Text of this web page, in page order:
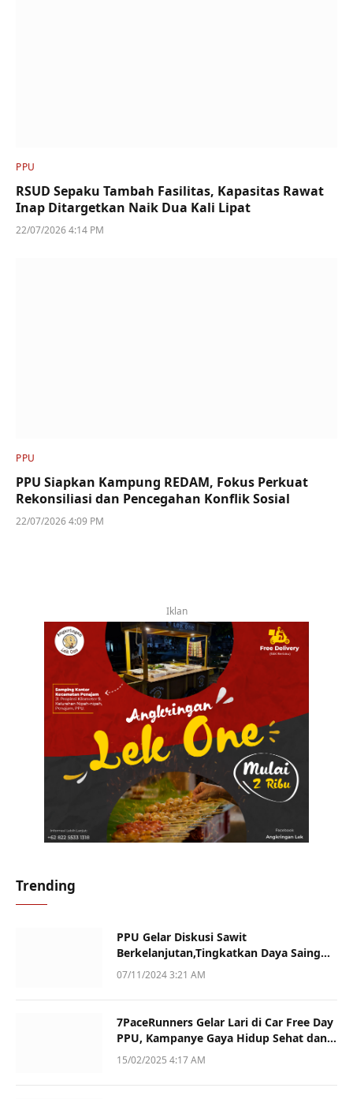
PPU
RSUD Sepaku Tambah Fasilitas, Kapasitas Rawat
Inap Ditargetkan Naik Dua Kali Lipat
22/07/2026 4:14 PM
PPU
PPU Siapkan Kampung REDAM, Fokus Perkuat
Rekonsiliasi dan Pencegahan Konflik Sosial
22/07/2026 4:09 PM
Iklan
Trending
PPU Gelar Diskusi Sawit
Berkelanjutan,Tingkatkan Daya Saing
dan Kualitas
07/11/2024 3:21 AM
7PaceRunners Gelar Lari di Car Free Day
PPU, Kampanye Gaya Hidup Sehat dan
Dukung UMKM
15/02/2025 4:17 AM